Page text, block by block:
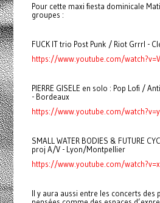
Pour cette maxi fiesta dominicale
groupes :
FUCK IT trio Post Punk / Riot Grrrl -
https://www.youtube.com/
PIERRE GISELE en solo : Pop Lofi /
- Bordeaux
https://www.youtube.com/
SMALL WATER BODIES & FUTURE
proj A/V - Lyon/Montpellier
https://www.youtube.com/
Il y aura aussi entre les concerts des